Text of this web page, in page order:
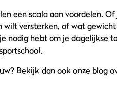
een scala aan voordelen. Of
versterken, of wat
nodig hebt om je dagelijkse
Bekijk dan ook onze blog